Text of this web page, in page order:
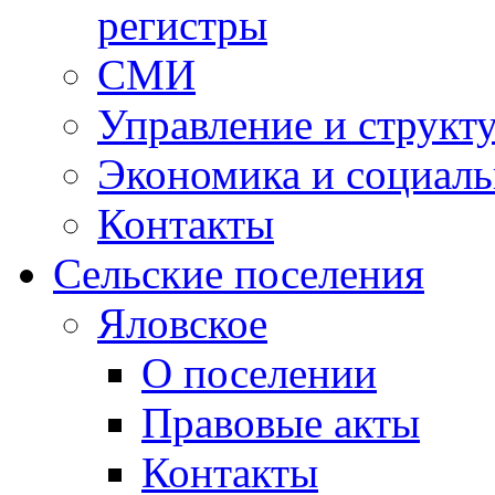
регистры
СМИ
Управление и
Экономика и
Контакты
Сельские поселения
Яловское
О поселении
Правовые акты
Контакты